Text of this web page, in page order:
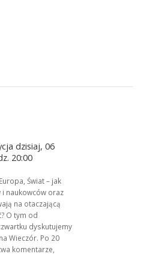
dzisiaj, 06
20:00
Świat – jak
naukowców oraz
na otaczającą
O tym od
dyskutujemy
Wieczór. Po 20
komentarze,